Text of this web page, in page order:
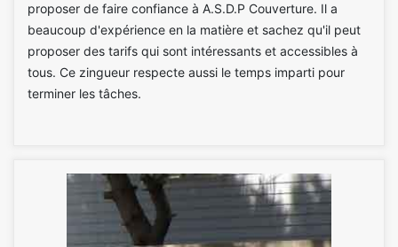
proposer de faire confiance à A.S.D.P Couverture. Il a
beaucoup d'expérience en la matière et sachez qu'il peut
proposer des tarifs qui sont intéressants et accessibles à
tous. Ce zingueur respecte aussi le temps imparti pour
terminer les tâches.